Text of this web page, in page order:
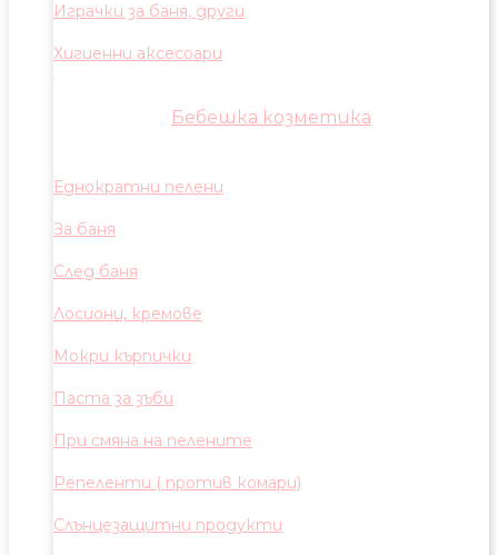
Играчки за баня, други
Хигиенни аксесоари
Бебешка козметика
Еднократни пелени
За баня
След баня
Лосиони, кремове
Мокри кърпички
Паста за зъби
При смяна на пелените
Репеленти ( против комари)
Слънцезащитни продукти